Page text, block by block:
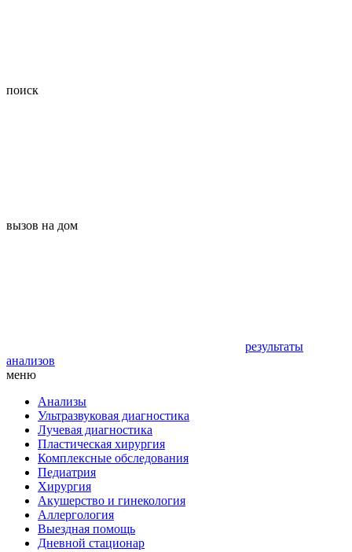
поиск
вызов на дом
результаты
анализов
меню
Анализы
Ультразвуковая диагностика
Лучевая диагностика
Пластическая хирургия
Комплексные обследования
Педиатрия
Хирургия
Акушерство и гинекология
Аллергология
Выездная помощь
Дневной стационар